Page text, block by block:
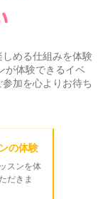
める仕組みを体験
が体験できるイベ
加を心よりお待ち
の体験
スンを体
だきま